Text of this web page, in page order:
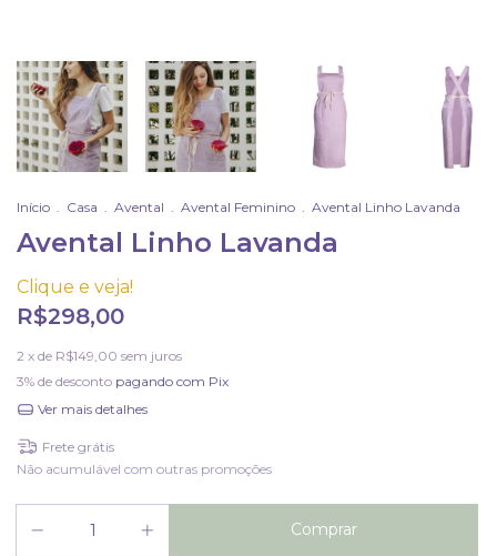
Início . Casa . Avental . Avental Feminino . Avental Linho Lavanda
Avental Linho Lavanda
Clique e veja!
R$298,00
2 x de R$149,00 sem juros
3% de desconto pagando com Pix
Ver mais detalhes
Frete grátis
Não acumulável com outras promoções